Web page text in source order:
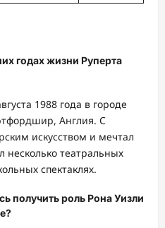
годах жизни Руперта
1988 года в городе
Англия. С
искусством и мечтал
несколько театральных
спектаклях.
получить роль Рона Уизли